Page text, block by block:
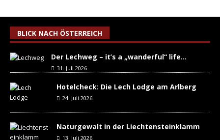
BLICK NACH ÖSTERREICH
Der Lechweg – it’s a „wanderful“ life…
31. Juli 2026
Hotelcheck: Die Lech Lodge am Arlberg
24. Juli 2026
Naturgewalt in der Liechtensteinklamm
13. Juli 2026